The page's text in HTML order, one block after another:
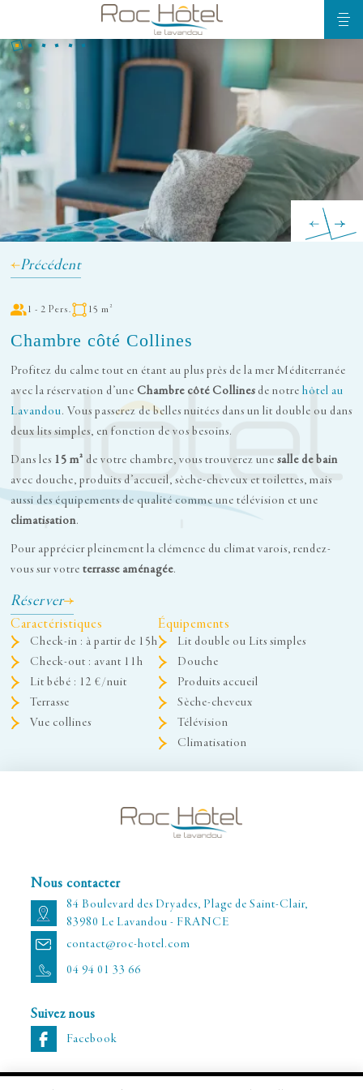
Précédent
1 - 2 Pers. 15 m²
Chambre côté Collines
Profitez du calme tout en étant au plus près de la mer Méditerranée
avec la réservation d’une Chambre côté Collinesde notre hôtel au
Lavandou. Vous passerez de belles nuitées dans un lit double ou dans
deux lits simples, en fonction de vos besoins.
Dans les 15 m² de votre chambre, vous trouverez une salle de bain
avec douche, produits d’accueil, sèche-cheveux et toilettes, mais
aussi des équipements de qualité comme une télévision et une
climatisation.
Pour apprécier pleinement la clémence du climat varois, rendez-
vous sur votre terrasse aménagée.
Réserver
Caractéristiques
Check-in : à partir de 15h
Check-out : avant 11h
Lit bébé : 12 €/nuit
Terrasse
Vue collines
Équipements
Lit double ou Lits simples
Douche
Produits accueil
Sèche-cheveux
Télévision
Climatisation
Nous contacter
84 Boulevard des Dryades, Plage de Saint-Clair,
83980 Le Lavandou - FRANCE
contact@roc-hotel.com
04 94 01 33 66
Suivez nous
Facebook